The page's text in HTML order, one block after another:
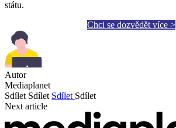
státu.
Chci se dozvědět více >
Autor
Mediaplanet
Sdílet Sdílet Sdílet Sdílet
Next article